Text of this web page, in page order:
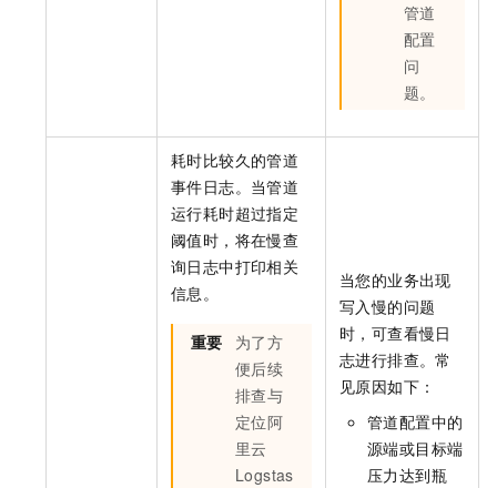
管道
配置
问
题。
耗时比较久的管道
事件日志。当管道
运行耗时超过指定
阈值时，将在慢查
询日志中打印相关
信息。
重要
为了方
便后续
排查与
定位阿
里云
Logstas
当您的业务出现
写入慢的问题
时，可查看慢日
志进行排查。常
见原因如下：
管道配置中的
源端或目标端
压力达到瓶